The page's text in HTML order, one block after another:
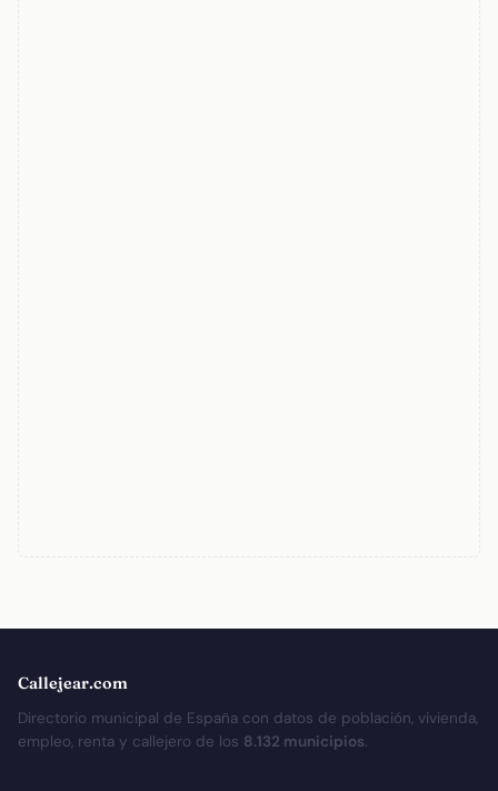
Callejear.com
Directorio municipal de España con datos de población, vivienda,
empleo, renta y callejero de los 8.132 municipios.